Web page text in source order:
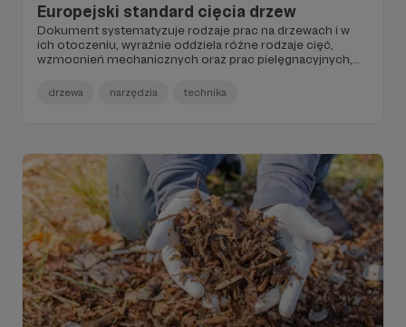
Europejski standard cięcia drzew
Dokument systematyzuje rodzaje prac na drzewach i w
ich otoczeniu, wyraźnie oddziela różne rodzaje cięć,
wzmocnień mechanicznych oraz prac pielęgnacyjnych,
aspektem poprawności wykonywania prac w standardzie
uwzględniono także ich znaczenie dla różnych kategorii
drzewa narzędzia technika